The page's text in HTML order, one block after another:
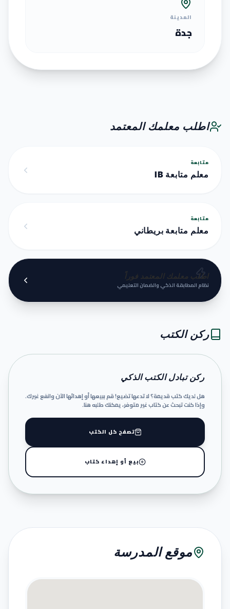
المدينة
جدة
اطلب معلمك المعتمد
متابعة
معلم متابعة IB
متابعة
معلم متابعة بريطاني
اطلب معلمك المعتمد فوراً
نظام المطابقة الذكي والضمان التعليمي
ركن الكتب
ركن تبادل الكتب الذكي
هل لديك كتب قديمة؟ لا تدعها تضيع! قم ببيعها أو إهدائها الآن وانفع غيرك.
وإذا كنت تبحث عن كتاب غير متوفر، يمكنك طلبه هنا.
تصفح كل الكتب
بيع أو إهداء كتاب
موقع المدرسة